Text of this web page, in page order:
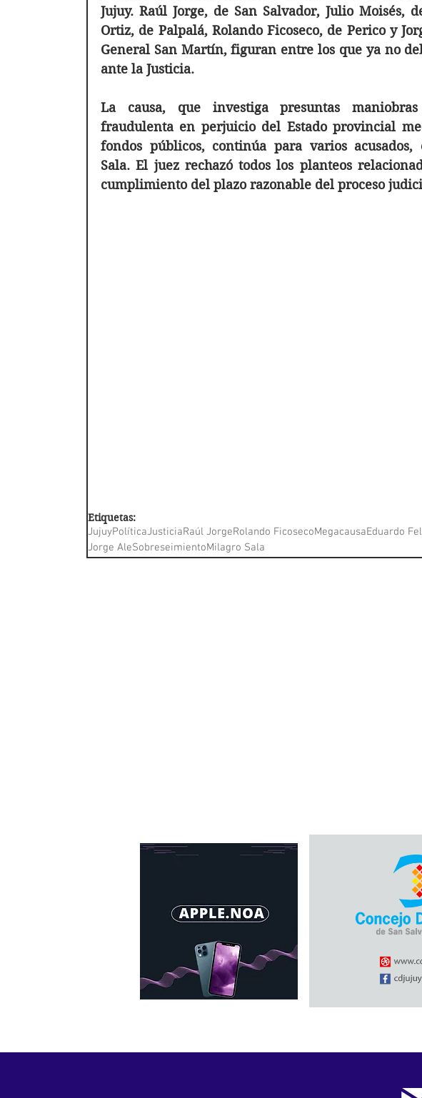
Jujuy. Raúl Jorge, de San Salvador, Julio Moisés,
Ortiz, de Palpalá, Rolando Ficoseco, de Perico y
General San Martín, figuran entre los que ya no
ante la Justicia.
La causa, que investiga presuntas
fraudulenta en perjuicio del Estado provincial
fondos públicos, continúa para varios
Sala. El juez rechazó todos los planteos
cumplimiento del plazo razonable del proceso
Etiquetas:
JujuyPolíticaJusticiaRaúl JorgeRolando FicosecoMegacausaEduardo
Jorge AleSobreseimientoMilagro Sala